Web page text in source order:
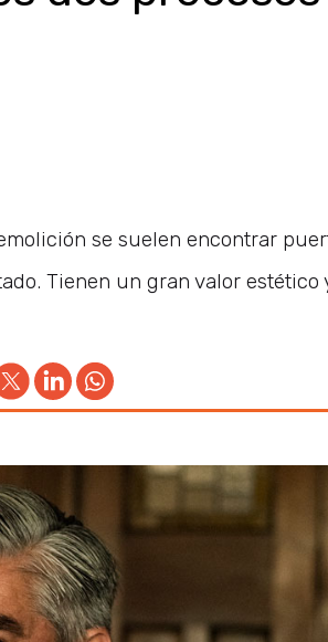
se suelen encontrar
Tienen un gran valor estético